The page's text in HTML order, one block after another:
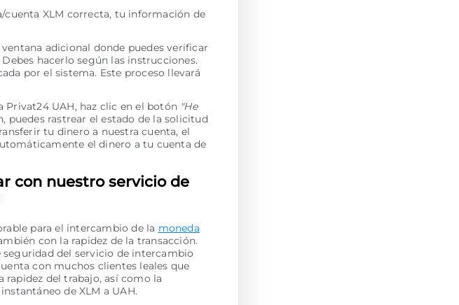
XLM correcta, tu información de
adicional donde puedes verificar
hacerlo según las instrucciones.
por el sistema. Este proceso llevará
Privat24 UAH, haz clic en el botón "He
puedes rastrear el estado de la solicitud
tu dinero a nuestra cuenta, el
el dinero a tu cuenta de
con nuestro servicio de
para el intercambio de la moneda
con la rapidez de la transacción.
seguridad del servicio de intercambio
con muchos clientes leales que
del trabajo, así como la
de XLM a UAH.